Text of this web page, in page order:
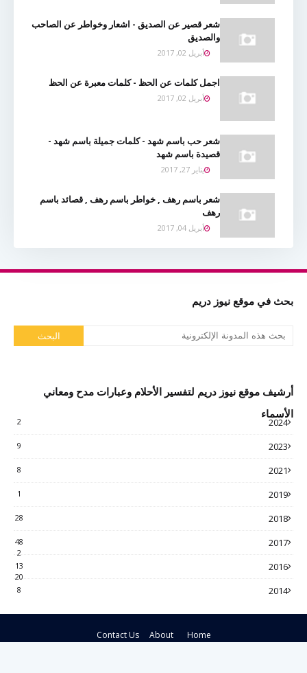
شعر قصير عن الصديق - اشعار وخواطر عن الصاحب
والصديق
أبريل 02, 2017
اجمل كلمات عن الحظ - كلمات معبرة عن الحظ
أبريل 02, 2017
شعر حب باسم شهد - كلمات جميلة باسم شهد -
قصيدة باسم شهد
يناير 27, 2017
شعر باسم رهف , خواطر باسم رهف , قصائد باسم
رهف
أبريل 04, 2017
بحث في موقع نيوز دريم
أرشيف موقع نيوز دريم لتفسير الأحلام وعبارات مدح ومعاني
الأسماء
2024
2
2023
9
2021
8
2019
1
2018
28
2017
48
2
2016
13
20
2014
8
Home
About
Contact Us